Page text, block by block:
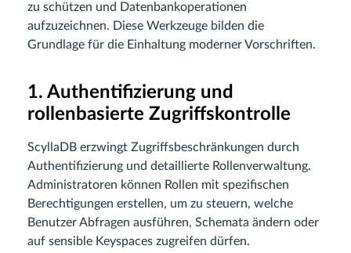
zu schützen und Datenbankoperationen
aufzuzeichnen. Diese Werkzeuge bilden die
Grundlage für die Einhaltung moderner Vorschriften.
1. Authentifizierung und
rollenbasierte Zugriffskontrolle
ScyllaDB erzwingt Zugriffsbeschränkungen durch
Authentifizierung und detaillierte Rollenverwaltung.
Administratoren können Rollen mit spezifischen
Berechtigungen erstellen, um zu steuern, welche
Benutzer Abfragen ausführen, Schemata ändern oder
auf sensible Keyspaces zugreifen dürfen.